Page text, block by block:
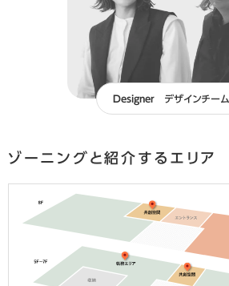
Designer デザインチーム
ゾーニングと紹介するエリア